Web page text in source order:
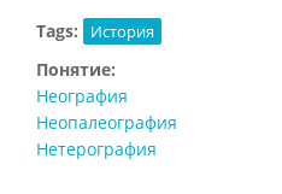
Tags: История
Понятие:
Неография
Неопалеография
Нетерография